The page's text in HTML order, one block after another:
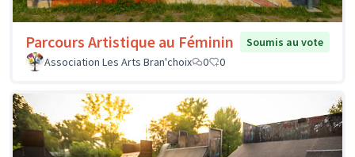
Parcours Artistique au Féminin
Soumis au vote
Association Les Arts Bran'choix
0 0